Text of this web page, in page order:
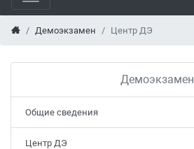
Демоэкзамен Центр ДЭ
Демоэкзамен
Общие сведения
Центр ДЭ